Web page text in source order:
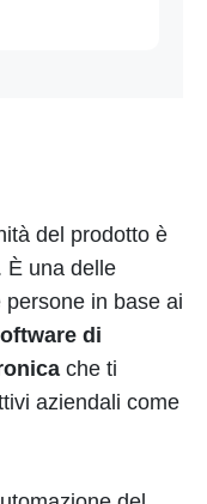
del prodotto è
È una delle
in base ai
di
che ti
aziendali come